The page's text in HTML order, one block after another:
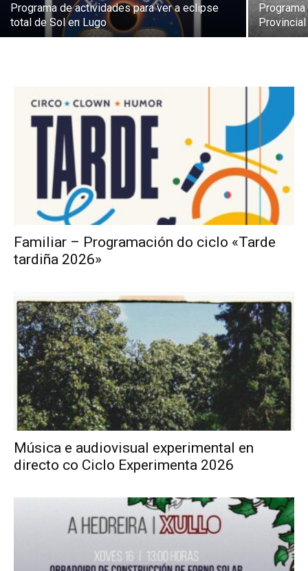
Programa de actividades para ver a eclipse
total de Sol en Lugo
Familiar – Programación do ciclo «Tarde
tardiña 2026»
Música e audiovisual experimental en
directo co Ciclo Experimenta 2026